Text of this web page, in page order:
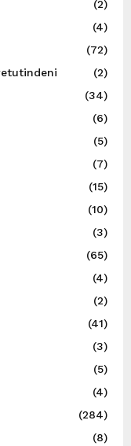
(2)
(4)
(72)
(2)
(34)
(6)
(5)
(7)
(15)
(10)
(3)
(65)
(4)
(2)
(41)
(3)
(5)
(4)
(284)
(8)